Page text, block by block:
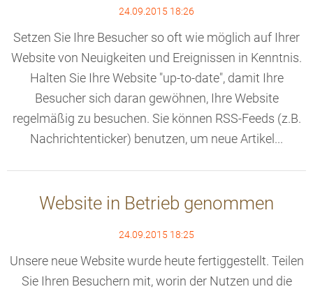
24.09.2015 18:26
Setzen Sie Ihre Besucher so oft wie möglich auf Ihrer
Website von Neuigkeiten und Ereignissen in Kenntnis.
Halten Sie Ihre Website "up-to-date", damit Ihre
Besucher sich daran gewöhnen, Ihre Website
regelmäßig zu besuchen. Sie können RSS-Feeds (z.B.
Nachrichtenticker) benutzen, um neue Artikel...
Website in Betrieb genommen
24.09.2015 18:25
Unsere neue Website wurde heute fertiggestellt. Teilen
Sie Ihren Besuchern mit, worin der Nutzen und die